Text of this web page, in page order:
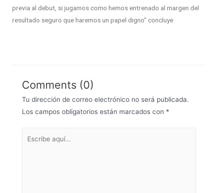
previa al debut, si jugamos como hemos entrenado al margen del
resultado seguro que haremos un papel digno” concluye
Comments (0)
Tu dirección de correo electrónico no será publicada.
Los campos obligatorios están marcados con *